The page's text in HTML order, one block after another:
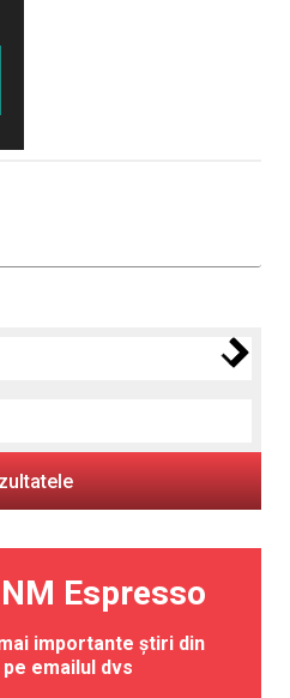
Espresso
importante știri din
emailul dvs